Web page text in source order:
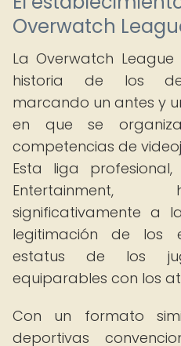
Overwatch
La Overwatch
historia de los
marcando un antes y
en que se
competencias de
Esta liga
significativamente a
legitimación de los
estatus de los
equiparables con los
Con un formato
deportivas